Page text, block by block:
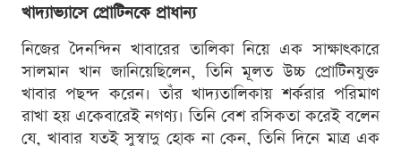
খাদ্যাভ্যাসে প্রোটিনকে প্রাধান্য
নিজের দৈনন্দিন খাবারের তালিকা নিয়ে এক সাক্ষাৎকারে
সালমান খান জানিয়েছিলেন, তিনি মূলত উচ্চ প্রোটিনযুক্ত
খাবার পছন্দ করেন। তাঁর খাদ্যতালিকায় শর্করার পরিমাণ
রাখা হয় একেবারেই নগণ্য। তিনি বেশ রসিকতা করেই বলেন
যে, খাবার যতই সুস্বাদু হোক না কেন, তিনি দিনে মাত্র এক